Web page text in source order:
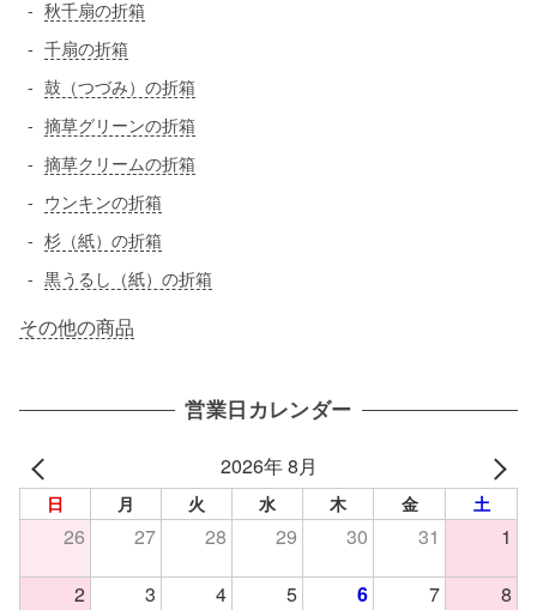
秋千扇の折箱
千扇の折箱
鼓（つづみ）の折箱
摘草グリーンの折箱
摘草クリームの折箱
ウンキンの折箱
杉（紙）の折箱
黒うるし（紙）の折箱
その他の商品
営業日カレンダー
2026年 8月
日 月 火 水 木 金 土
26 27 28 29 30 31 1
2 3 4 5 6 7 8